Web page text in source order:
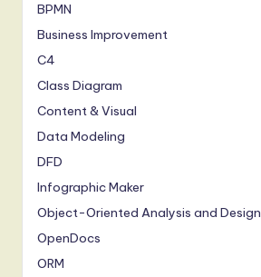
BPMN
Business Improvement
C4
Class Diagram
Content & Visual
Data Modeling
DFD
Infographic Maker
Object-Oriented Analysis and Design
OpenDocs
ORM